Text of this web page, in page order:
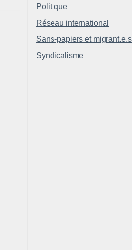
Politique
Réseau international
Sans-papiers et migrant.e.s
Syndicalisme